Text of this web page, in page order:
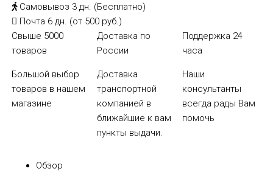
Самовывоз 3 дн. (Бесплатно)
Почта 6 дн. (от 500 руб.)
Свыше 5000
товаров
Большой выбор
товаров в нашем
магазине
Доставка по
России
Доставка
транспортной
компанией в
ближайшие к вам
пункты выдачи.
Поддержка 24
часа
Наши
консультанты
всегда рады Вам
помочь
Обзор